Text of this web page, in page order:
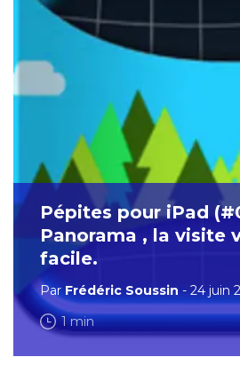
Pépites pour iPad
Panorama , la visite
facile.
ParFrédéric Soussin - 24 juin
1 min